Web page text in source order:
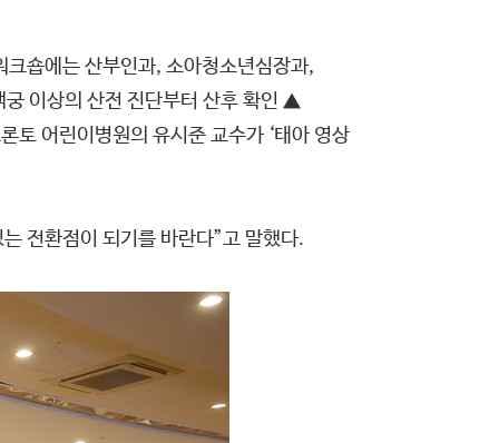
숍에는 산부인과, 소아청소년심장과,
이상의 산전 진단부터 산후 확인 ▲
토 어린이병원의 유시준 교수가 ‘태아 영상
전환점이 되기를 바란다”고 말했다.